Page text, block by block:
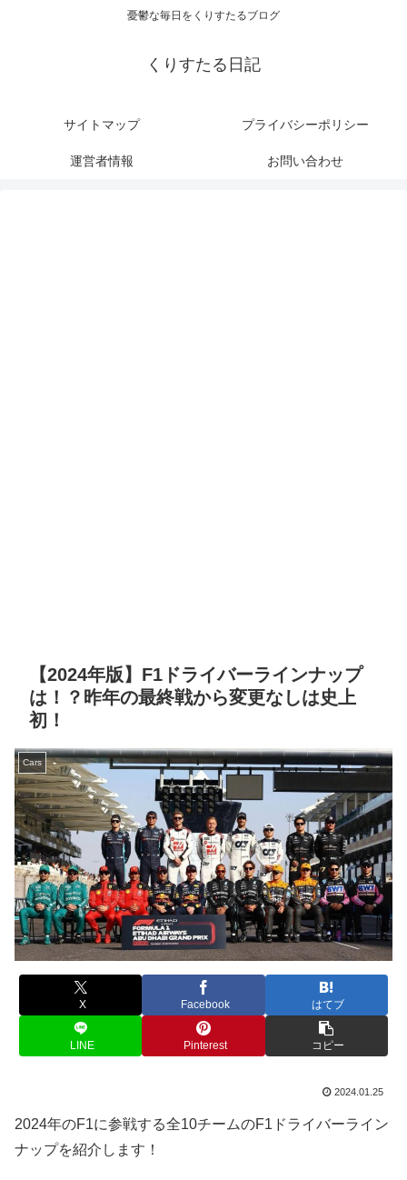
憂鬱な毎日をくりすたるブログ
くりすたる日記
サイトマップ プライバシーポリシー
運営者情報 お問い合わせ
【2024年版】F1ドライバーラインナップ
は！？昨年の最終戦から変更なしは史上
初！
Cars
X Facebook はてブ
LINE Pinterest コピー
2024.01.25
2024年のF1に参戦する全10チームのF1ドライバーライン
ナップを紹介します！